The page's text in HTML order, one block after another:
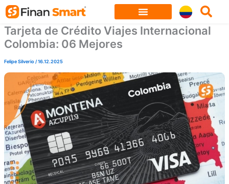
Skip
content
Tarjeta de Crédito Viajes Internacional
Colombia: 06 Mejores
Felipe Silverio/16.12.2025